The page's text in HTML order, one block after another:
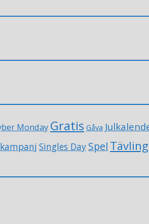
Monday Gratis Gåva
Singles Day Spel Tävling